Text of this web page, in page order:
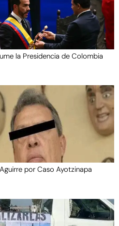
la Presidencia de Colombia
por Caso Ayotzinapa